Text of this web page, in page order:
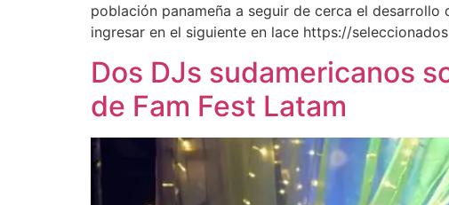
población panameña a seguir de cerca el
ingresar en el siguiente en lace https://
Dos DJs sudamericanos
de Fam Fest Latam